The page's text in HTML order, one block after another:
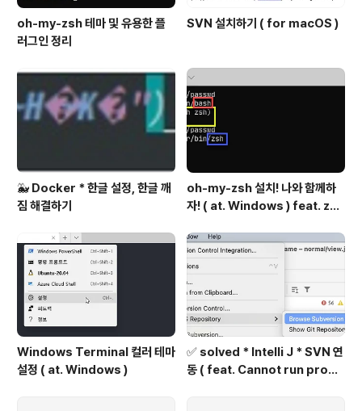
oh-my-zsh 테마 및 유용한 플
러그인 정리
SVN 설치하기 ( for macOS )
🐳 Docker * 한글 설정, 한글 깨
짐 해결하기
oh-my-zsh 설치! 나와 함께하
자! ( at. Windows ) feat. zsh
Windows Terminal 컬러 테마
설정 ( at. Windows )
✅ solved * Intelli J * SVN 연
동 ( feat. Cannot run progr